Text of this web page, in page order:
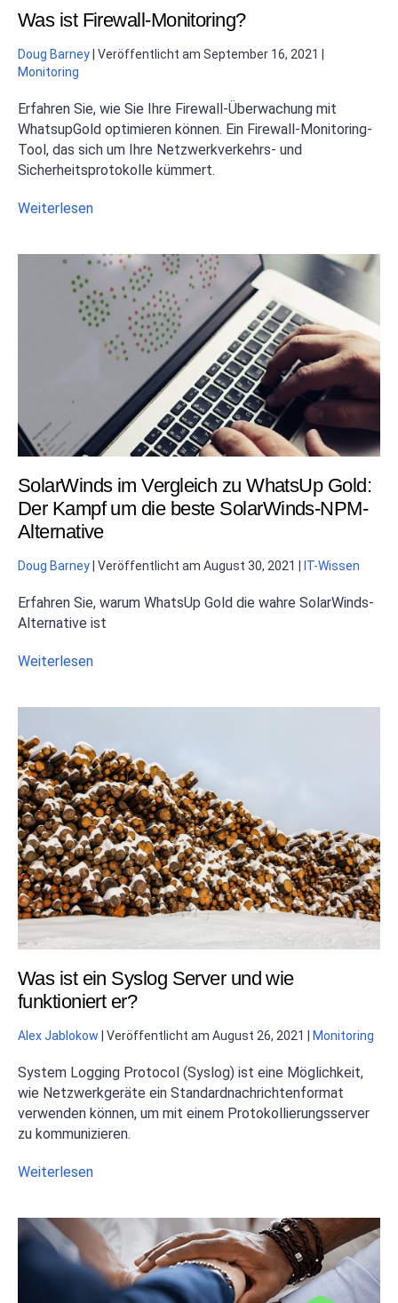
Was ist Firewall-Monitoring?
Doug Barney Veröffentlicht am September 16, 2021
Monitoring
Erfahren Sie, wie Sie Ihre Firewall-Überwachung mit
WhatsupGold optimieren können. Ein Firewall-Monitoring-
Tool, das sich um Ihre Netzwerkverkehrs- und
Sicherheitsprotokolle kümmert.
Weiterlesen
SolarWinds im Vergleich zu WhatsUp Gold:
Der Kampf um die beste SolarWinds-NPM-
Alternative
Doug Barney Veröffentlicht am August 30, 2021 IT-Wissen
Erfahren Sie, warum WhatsUp Gold die wahre SolarWinds-
Alternative ist
Weiterlesen
Was ist ein Syslog Server und wie
funktioniert er?
Alex Jablokow | Veröffentlicht am August 26, 2021 | Monitoring
System Logging Protocol (Syslog) ist eine Möglichkeit,
wie Netzwerkgeräte ein Standardnachrichtenformat
verwenden können, um mit einem Protokollierungsserver
zu kommunizieren.
Weiterlesen